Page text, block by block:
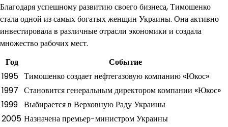
Благодаря успешному развитию своего бизнеса, Тимошенко
стала одной из самых богатых женщин Украины. Она активно
инвестировала в различные отрасли экономики и создала
множество рабочих мест.
Год
Событие
1995 Тимошенко создает нефтегазовую компанию «Юкос»
1997 Становится генеральным директором компании «Юкос»
1999 Выбирается в Верховную Раду Украины
2005 Назначена премьер-министром Украины